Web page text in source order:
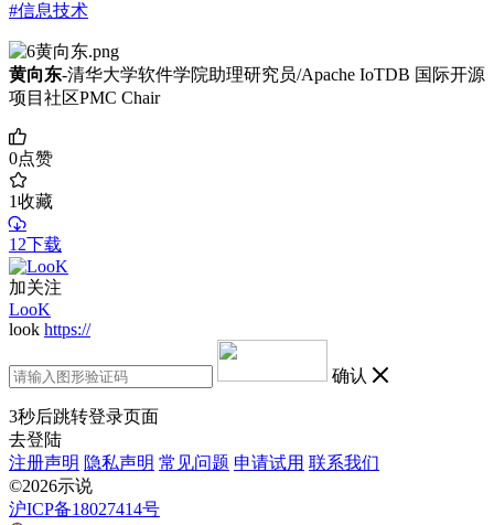
#信息技术
黄向东-清华大学软件学院助理研究员/Apache IoTDB 国际开源
项目社区PMC Chair
0点赞
1收藏
12下载
加关注
LooK
look https://
确认
3秒后跳转登录页面
去登陆
注册声明 隐私声明 常见问题 申请试用 联系我们
©2026示说
沪ICP备18027414号